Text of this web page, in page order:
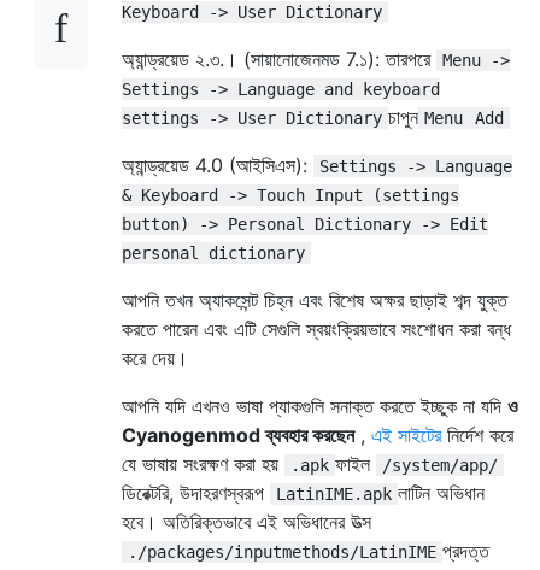
Keyboard -> User Dictionary
অ্যান্ড্রয়েড ২.৩.। (সায়ানোজেনমড 7.১): তারপরে Menu ->
Settings -> Language and keyboard
settings -> User Dictionary চাপুন Menu Add
অ্যান্ড্রয়েড 4.0 (আইসিএস):
Settings -> Language
& Keyboard -> Touch Input (settings
button) -> Personal Dictionary -> Edit
personal dictionary
আপনি তখন অ্যাকসেন্ট চিহ্ন এবং বিশেষ অক্ষর ছাড়াই শব্দ যুক্ত
করতে পারেন এবং এটি সেগুলি স্বয়ংক্রিয়ভাবে সংশোধন করা বন্ধ
করে দেয়।
আপনি যদি এখনও ভাষা প্যাকগুলি সনাক্ত করতে ইচ্ছুক না যদি ও
Cyanogenmod ব্যবহার করছেন, এই সাইটেরনির্দেশ করে
যে ভাষায় সংরক্ষণ করা হয়
.apk ফাইল /system/app/
ডিরেক্টরি, উদাহরণস্বরূপ LatinIME.apk লাটিন অভিধান
হবে। অতিরিক্তভাবে এই অভিধানের উত্স
./packages/inputmethods/LatinIME প্রদত্ত